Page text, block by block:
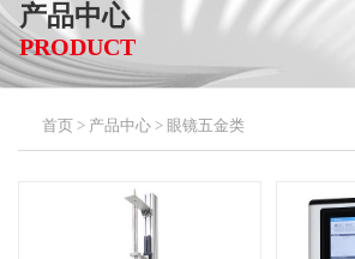
产品中心
PRODUCT
首页 > 产品中心 > 眼镜五金类